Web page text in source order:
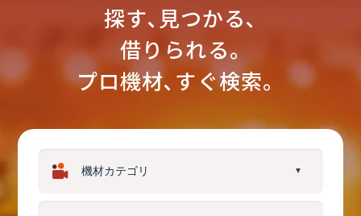
探す､見つかる､
借りられる｡
プロ機材､すぐ検索。
▼